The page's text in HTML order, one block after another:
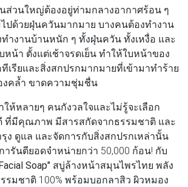
วนใหญ่ต้องอยู่ท่ามกลางอากาศร้อน ๆ
ปด้วยฝุ่นควันมากมาย บางคนต้องทำงาน
ำงานบ้านหนัก ๆ ทั้งฝุ่นควัน ทั้งเหงื่อ และ
น้า ตั้งแต่เช้าจรดเย็น ทำให้ใบหน้าของ
ทีเรียและสิ่งสกปรกมากมายที่เข้ามาทำร้าย
งคล้ำ ขาดความชุ่มชื่น
ห้หลายๆ คนกังวลใจและไม่รู้จะเลือก
มีคุณภาพ มีสารสกัดจากธรรมชาติ และ
ง ดูแล และจัดการกับสิ่งสกปรกเหล่านั้น
ารันตียอดจำหน่ายกว่า 50,000 ก้อน! กับ
Soap" สบู่ล้างหน้าสมุนไพรไทย พลัง
รมชาติ 100% พร้อมบอกลาสิว ผิวหมอง